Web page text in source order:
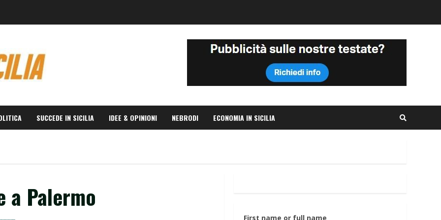
SUCCEDE IN SICILIA IDEE & OPINIONI NEBRODI ECONOMIA IN SICILIA
a Palermo
First name or full name